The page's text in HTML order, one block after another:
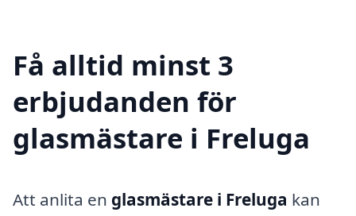
Få alltid minst 3
erbjudanden för
glasmästare i Freluga
Att anlita en glasmästare i Freluga kan